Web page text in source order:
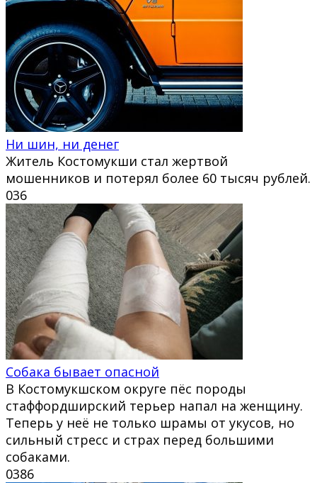
Ни шин, ни денег
Житель Костомукши стал жертвой
мошенников и потерял более 60 тысяч рублей.
036
Собака бывает опасной
В Костомукшском округе пёс породы
стаффордширский терьер напал на женщину.
Теперь у неё не только шрамы от укусов, но
сильный стресс и страх перед большими
собаками.
0386